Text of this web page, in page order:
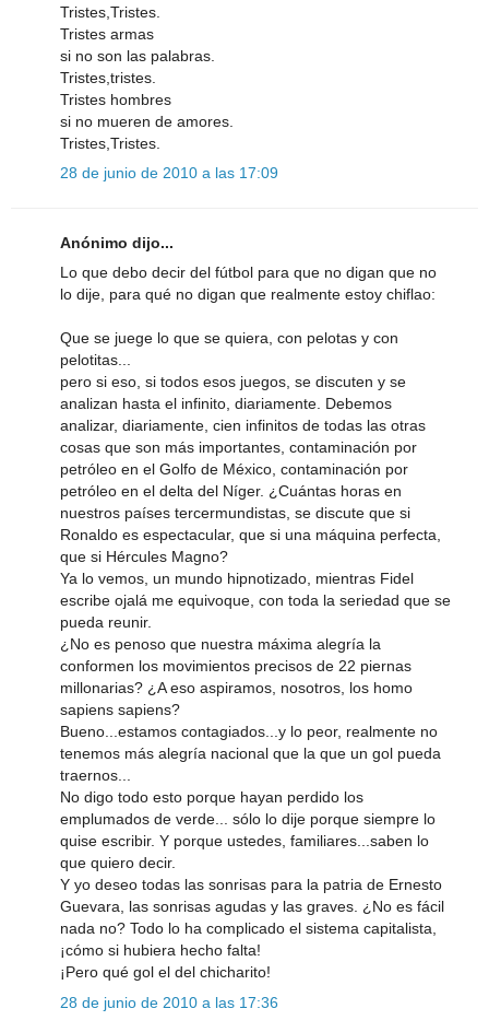
Tristes,Tristes.
Tristes armas
si no son las palabras.
Tristes,tristes.
Tristes hombres
si no mueren de amores.
Tristes,Tristes.
28 de junio de 2010 a las 17:09
Anónimo dijo...
Lo que debo decir del fútbol para que no digan que no
lo dije, para qué no digan que realmente estoy chiflao:
Que se juege lo que se quiera, con pelotas y con
pelotitas...
pero si eso, si todos esos juegos, se discuten y se
analizan hasta el infinito, diariamente. Debemos
analizar, diariamente, cien infinitos de todas las otras
cosas que son más importantes, contaminación por
petróleo en el Golfo de México, contaminación por
petróleo en el delta del Níger. ¿Cuántas horas en
nuestros países tercermundistas, se discute que si
Ronaldo es espectacular, que si una máquina perfecta,
que si Hércules Magno?
Ya lo vemos, un mundo hipnotizado, mientras Fidel
escribe ojalá me equivoque, con toda la seriedad que se
pueda reunir.
¿No es penoso que nuestra máxima alegría la
conformen los movimientos precisos de 22 piernas
millonarias? ¿A eso aspiramos, nosotros, los homo
sapiens sapiens?
Bueno...estamos contagiados...y lo peor, realmente no
tenemos más alegría nacional que la que un gol pueda
traernos...
No digo todo esto porque hayan perdido los
emplumados de verde... sólo lo dije porque siempre lo
quise escribir. Y porque ustedes, familiares...saben lo
que quiero decir.
Y yo deseo todas las sonrisas para la patria de Ernesto
Guevara, las sonrisas agudas y las graves. ¿No es fácil
nada no? Todo lo ha complicado el sistema capitalista,
¡cómo si hubiera hecho falta!
¡Pero qué gol el del chicharito!
28 de junio de 2010 a las 17:36